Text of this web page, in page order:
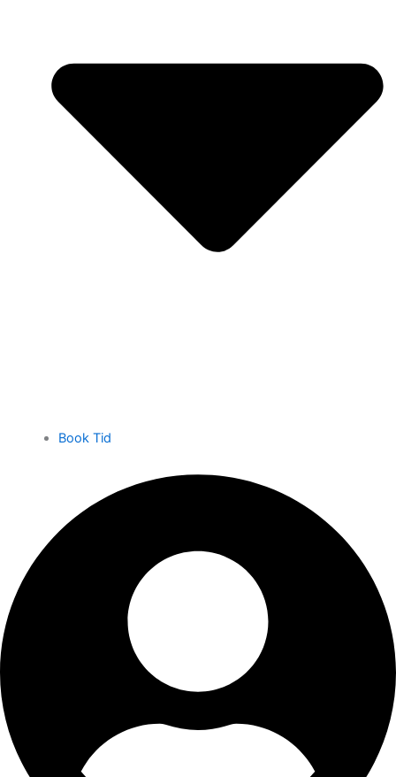
Book Tid